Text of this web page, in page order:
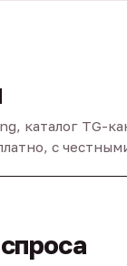
каталог TG-
с